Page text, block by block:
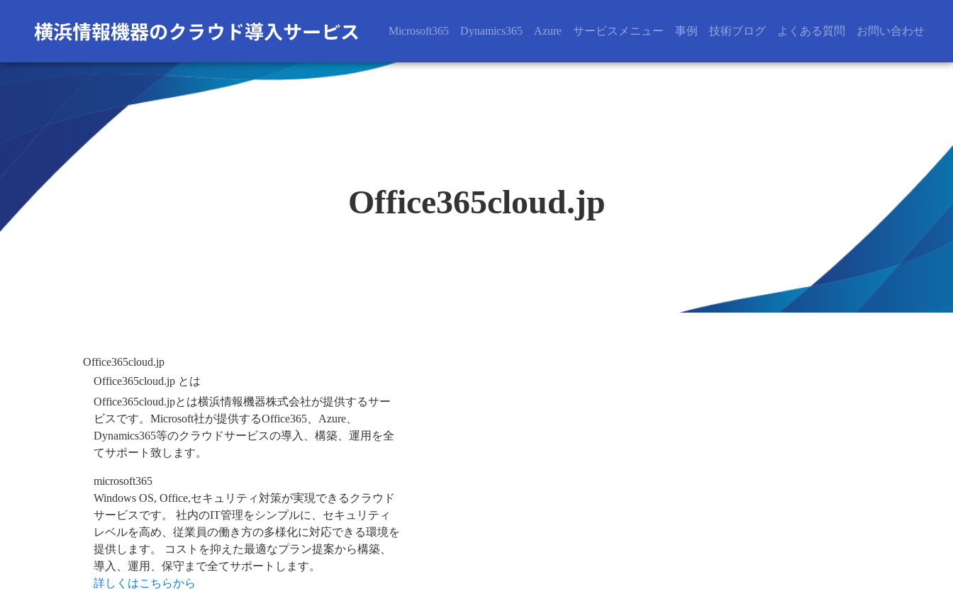
Microsoft365 Dynamics365 Azure サービスメニュー 事例 技術ブログ よくある質問 お問い合わせ
Office365cloud.jp
Office365cloud.jp
Office365cloud.jp とは
Office365cloud.jpとは横浜情報機器株式会社が提供するサー
ビスです。Microsoft社が提供するOffice365、Azure、
Dynamics365等のクラウドサービスの導入、構築、運用を全
てサポート致します。
microsoft365
Windows OS, Office,セキュリティ対策が実現できるクラウド
サービスです。 社内のIT管理をシンプルに、セキュリティ
レベルを高め、従業員の働き方の多様化に対応できる環境を
提供します。 コストを抑えた最適なプラン提案から構築、
導入、運用、保守まで全てサポートします。
詳しくはこちらから